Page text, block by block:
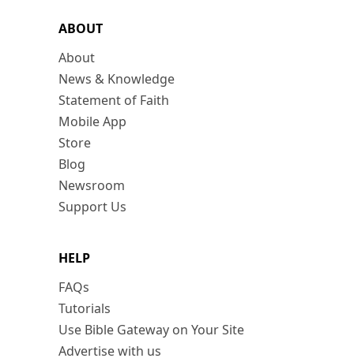
ABOUT
About
News & Knowledge
Statement of Faith
Mobile App
Store
Blog
Newsroom
Support Us
HELP
FAQs
Tutorials
Use Bible Gateway on Your Site
Advertise with us